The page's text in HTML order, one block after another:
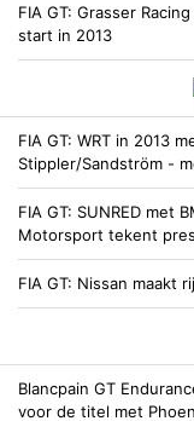
FIA GT Grasser
start in 2013
FIA GT WRT in 2013
Stippler/Sandström -
FIA GT SUNRED met
Motorsport tekent
FIA GT Nissan maakt
Blancpain GT
voor de titel met